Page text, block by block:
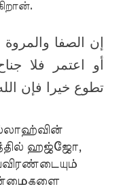
إن الصفا
أو اعتمر فلا
تطوع خيرا فإن
ஹஜ்ஜோ,
நன்மைகளை